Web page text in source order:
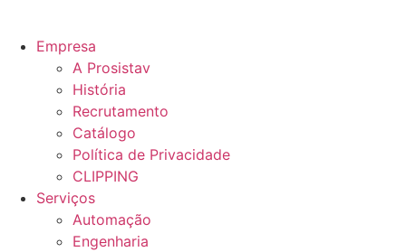
Empresa
A Prosistav
História
Recrutamento
Catálogo
Política de Privacidade
CLIPPING
Serviços
Automação
Engenharia